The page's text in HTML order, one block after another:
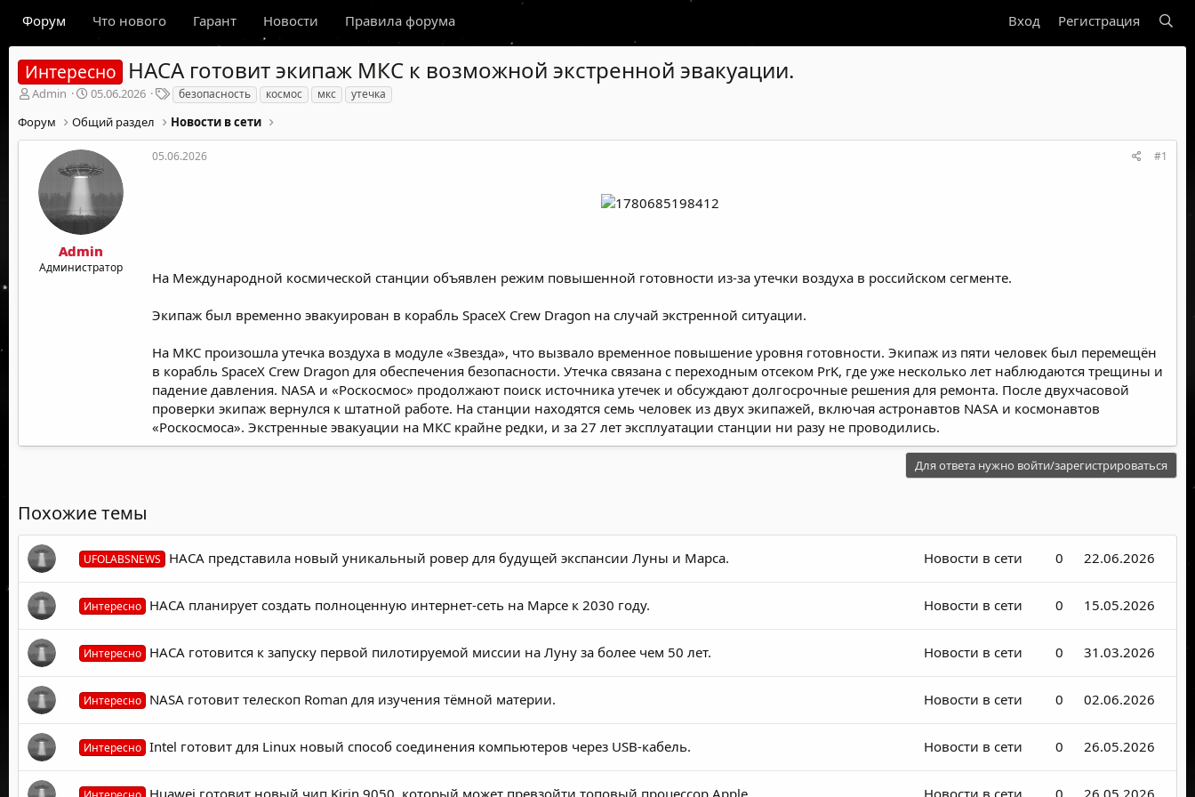
Форум Что нового Гарант Новости Правила форума Вход Регистрация
Интересно НАСА готовит экипаж МКС к возможной экстренной эвакуации.
А
т
о
м
Admin
Д
т
а
н
а
а
л
а
05.06.2026
Т
е
г
и
безопасность космос мкс утечка
Форум Общий раздел Новости в сети
Admin
Администратор
05.06.2026 #1
На Международной космической станции объявлен режим повышенной готовности из-за утечки воздуха в российском сегменте.
Экипаж был временно эвакуирован в корабль SpaceX Crew Dragon на случай экстренной ситуации.
На МКС произошла утечка воздуха в модуле «Звезда», что вызвало временное повышение уровня готовности. Экипаж из пяти человек был перемещён
в корабль SpaceX Crew Dragon для обеспечения безопасности. Утечка связана с переходным отсеком PrK, где уже несколько лет наблюдаются трещины и
падение давления. NASA и «Роскосмос» продолжают поиск источника утечек и обсуждают долгосрочные решения для ремонта. После двухчасовой
проверки экипаж вернулся к штатной работе. На станции находятся семь человек из двух экипажей, включая астронавтов NASA и космонавтов
«Роскосмоса». Экстренные эвакуации на МКС крайне редки, и за 27 лет эксплуатации станции ни разу не проводились.
Для ответа нужно войти/зарегистрироваться
Похожие темы
UFOLABSNEWS НАСА представила новый уникальный ровер для будущей экспансии Луны и Марса. Новости в сети 0 22.06.2026
Интересно НАСА планирует создать полноценную интернет-сеть на Марсе к 2030 году. Новости в сети 0 15.05.2026
Интересно НАСА готовится к запуску первой пилотируемой миссии на Луну за более чем 50 лет. Новости в сети 0 31.03.2026
Интересно NASA готовит телескоп Roman для изучения тёмной материи. Новости в сети 0 02.06.2026
Интересно Intel готовит для Linux новый способ соединения компьютеров через USB-кабель. Новости в сети 0 26.05.2026
Huawei готовит новый чип Kirin 9050, который может превзойти топовый процессор Apple. Новости в сети 0 26.05.2026